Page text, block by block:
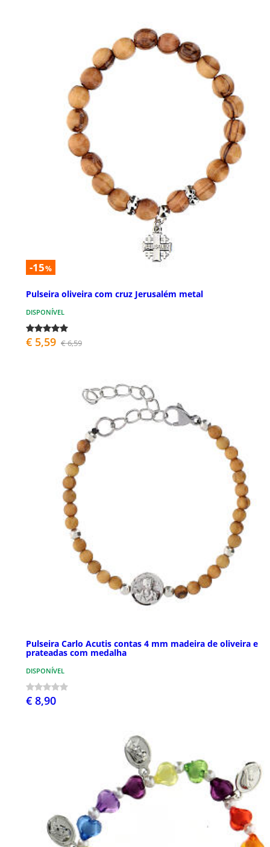
-15%
Pulseira oliveira com cruz Jerusalém metal
DISPONÍVEL
€ 5,59 € 6,59
Pulseira Carlo Acutis contas 4 mm madeira de oliveira e
prateadas com medalha
DISPONÍVEL
€ 8,90